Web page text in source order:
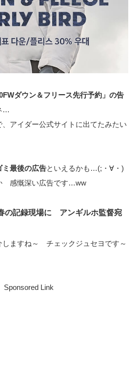
ダウン＆フリース先行予約」の告
…
アイダー公式サイトに出てたみたい
ミ最後の広告といえるかも…(;・∀・)
感慨深い広告です…ww
の記録現場に アンギルホ監督宛
ますね～ チェックジュセヨです～
Sponsored Link